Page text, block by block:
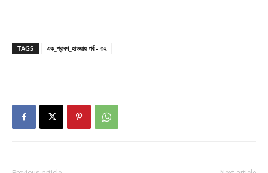
TAGS এক_শ্রাবণ_হাওয়ায় পর্ব - ৩২